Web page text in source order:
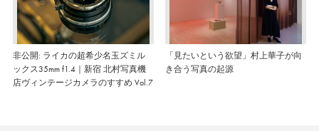
非公開: ライカの超希少名玉ズミル
ックス35mm f1.4｜新宿 北村写真機
店ヴィンテージカメラのすすめ Vol.7
「見たいという欲望」村上華子が向
き合う写真の起源